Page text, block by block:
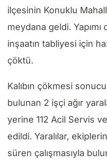
ilçesinin Konuklu
meydana geldi.
inşaatın tabliyesi için
çöktü.
Kalıbın çökmesi
bulunan 2 işçi ağır
yerine 112 Acil Servis
edildi. Yaralılar,
süren çalışmasıyla